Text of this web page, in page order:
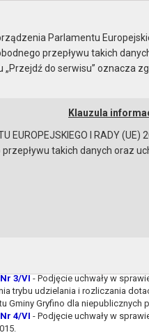
Instrukcja korzystania
Nr 3/VI - Podjęcie uchwały w
trybu udzielania i rozliczania
Gminy Gryfino dla
Nr 4/VI - Podjęcie uchwały w
Parlamentu
przepływu takich
do serwisu” oznacza
Klauzula
EUROPEJSKIEGO I RADY
takich danych oraz
przepisami prawa
a w szczególności ustawy z